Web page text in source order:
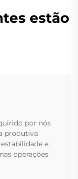
estão
por nós
produtiva
e
operações